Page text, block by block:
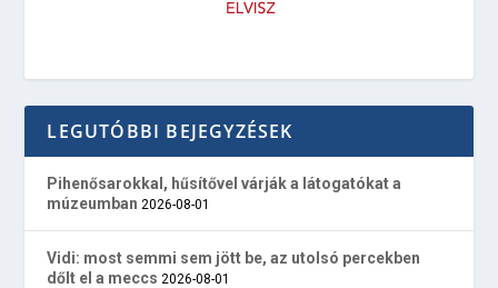
LEGUTÓBBI BEJEGYZÉSEK
Pihenősarokkal, hűsítővel várják a látogatókat a
múzeumban 2026-08-01
Vidi: most semmi sem jött be, az utolsó percekben
dőlt el a meccs 2026-08-01